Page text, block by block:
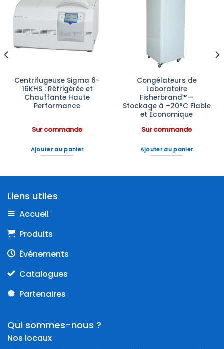
Ajouter
à la liste
d’envies
Centrifugeuse Sigma 6-
16KHS : Réfrigérée et
Chauffante Haute
Performance
Sur commande
Ajouter au panier
Congélateurs de
Laboratoire
Fisherbrand™—
Stockage à –20°C Fiable
et Économique
Sur commande
Ajouter au panier
Liens utiles
Accueil
Produits
Événements
Catalogues
Partenaires
Qui sommes-nous ?
Nos locaux